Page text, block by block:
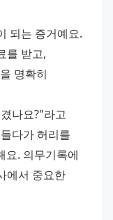
되는 증거예요.
를 받고,
명확히
나요?"라고
다가 허리를
요. 의무기록에
에서 중요한